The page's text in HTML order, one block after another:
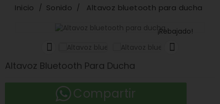
Inicio Sonido Altavoz bluetooth para ducha
¡Rebajado!


Altavoz Bluetooth Para Ducha
Compartir